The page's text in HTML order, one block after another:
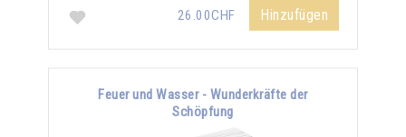
26.00CHF Hinzufügen
Feuer und Wasser - Wunderkräfte der
Schöpfung